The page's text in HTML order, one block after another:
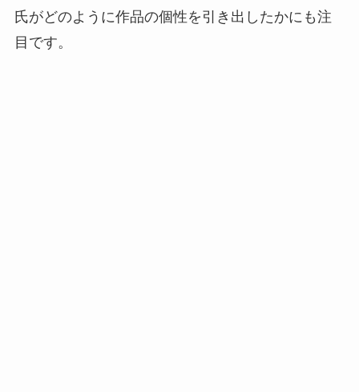
氏がどのように作品の個性を引き出したかにも注
目です。